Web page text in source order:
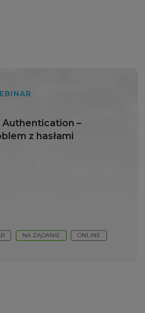
Authentication –
z hasłami
NA ŻĄDANIE ONLINE